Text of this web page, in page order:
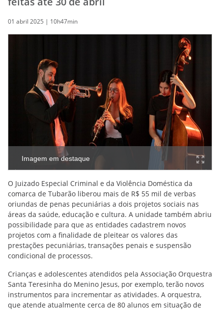
01 abril 2025 | 10h47min
Imagem em destaque
O Juizado Especial Criminal e da Violência Doméstica da
comarca de Tubarão liberou mais de R$ 55 mil de verbas
oriundas de penas pecuniárias a dois projetos sociais nas
áreas da saúde, educação e cultura. A unidade também abriu
possibilidade para que as entidades cadastrem novos
projetos com a finalidade de pleitear os valores das
prestações pecuniárias, transações penais e suspensão
condicional de processos.
Crianças e adolescentes atendidos pela Associação Orquestra
Santa Teresinha do Menino Jesus, por exemplo, terão novos
instrumentos para incrementar as atividades. A orquestra,
que atende atualmente cerca de 80 alunos em situação de